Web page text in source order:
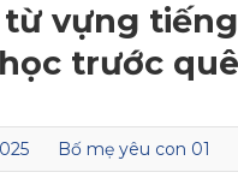
từ vựng
trước
Bố mẹ yêu con 01